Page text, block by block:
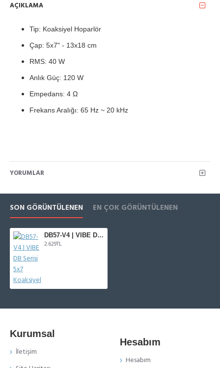
AÇIKLAMA
Tip: Koaksiyel Hoparlör
Çap: 5x7" - 13x18 cm
RMS: 40 W
Anlık Güç: 120 W
Empedans: 4 Ω
Frekans Aralığı: 65 Hz ~ 20 kHz
YORUMLAR
SON GÖRÜNTÜLENEN EN ÇOK GÖRÜNTÜLENEN
DB57-V4 | VIBE DB Serisi 5x7 Koaksiyel
2.629TL
Kurumsal
İletişim
Hesabım
Hesabım